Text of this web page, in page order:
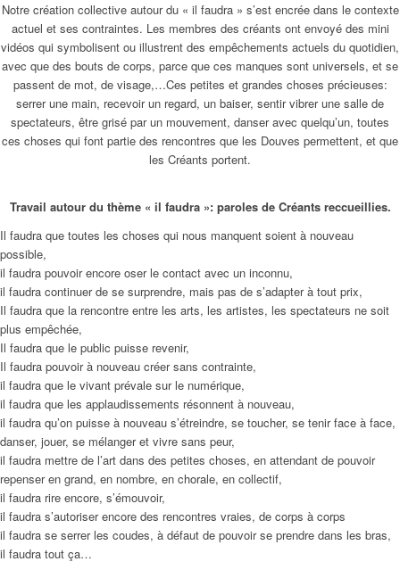
Notre création collective autour du « il faudra » s’est encrée dans le contexte
actuel et ses contraintes. Les membres des créants ont envoyé des mini
vidéos qui symbolisent ou illustrent des empêchements actuels du quotidien,
avec que des bouts de corps, parce que ces manques sont universels, et se
passent de mot, de visage,…Ces petites et grandes choses précieuses:
serrer une main, recevoir un regard, un baiser, sentir vibrer une salle de
spectateurs, être grisé par un mouvement, danser avec quelqu’un, toutes
ces choses qui font partie des rencontres que les Douves permettent, et que
les Créants portent.
Travail autour du thème « il faudra »: paroles de Créants reccueillies.
Il faudra que toutes les choses qui nous manquent soient à nouveau
possible,
il faudra pouvoir encore oser le contact avec un inconnu,
il faudra continuer de se surprendre, mais pas de s’adapter à tout prix,
Il faudra que la rencontre entre les arts, les artistes, les spectateurs ne soit
plus empêchée,
Il faudra que le public puisse revenir,
Il faudra pouvoir à nouveau créer sans contrainte,
il faudra que le vivant prévale sur le numérique,
il faudra que les applaudissements résonnent à nouveau,
il faudra qu’on puisse à nouveau s’étreindre, se toucher, se tenir face à face,
danser, jouer, se mélanger et vivre sans peur,
il faudra mettre de l’art dans des petites choses, en attendant de pouvoir
repenser en grand, en nombre, en chorale, en collectif,
il faudra rire encore, s’émouvoir,
il faudra s’autoriser encore des rencontres vraies, de corps à corps
il faudra se serrer les coudes, à défaut de pouvoir se prendre dans les bras,
il faudra tout ça…